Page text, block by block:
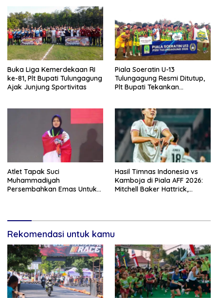
Buka Liga Kemerdekaan RI
ke-81, Plt Bupati Tulungagung
Ajak Junjung Sportivitas
Piala Soeratin U-13
Tulungagung Resmi Ditutup,
Plt Bupati Tekankan
Atlet Tapak Suci
Muhammadiyah
Persembahkan Emas Untuk
Hasil Timnas Indonesia vs
Kamboja di Piala AFF 2026:
Mitchell Baker Hattrick,
Rekomendasi untuk kamu